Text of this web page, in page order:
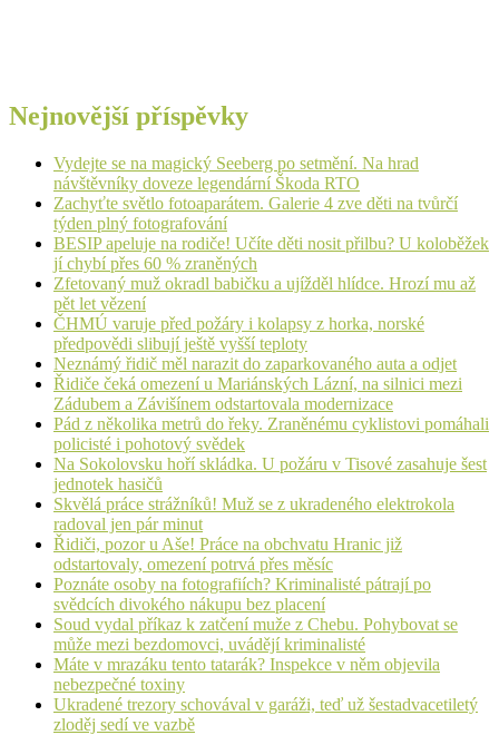
Nejnovější příspěvky
Vydejte se na magický Seeberg po setmění. Na hrad
návštěvníky doveze legendární Škoda RTO
Zachyťte světlo fotoaparátem. Galerie 4 zve děti na tvůrčí
týden plný fotografování
BESIP apeluje na rodiče! Učíte děti nosit přilbu? U koloběžek
jí chybí přes 60 % zraněných
Zfetovaný muž okradl babičku a ujížděl hlídce. Hrozí mu až
pět let vězení
ČHMÚ varuje před požáry i kolapsy z horka, norské
předpovědi slibují ještě vyšší teploty
Neznámý řidič měl narazit do zaparkovaného auta a odjet
Řidiče čeká omezení u Mariánských Lázní, na silnici mezi
Zádubem a Závišínem odstartovala modernizace
Pád z několika metrů do řeky. Zraněnému cyklistovi pomáhali
policisté i pohotový svědek
Na Sokolovsku hoří skládka. U požáru v Tisové zasahuje šest
jednotek hasičů
Skvělá práce strážníků! Muž se z ukradeného elektrokola
radoval jen pár minut
Řidiči, pozor u Aše! Práce na obchvatu Hranic již
odstartovaly, omezení potrvá přes měsíc
Poznáte osoby na fotografiích? Kriminalisté pátrají po
svědcích divokého nákupu bez placení
Soud vydal příkaz k zatčení muže z Chebu. Pohybovat se
může mezi bezdomovci, uvádějí kriminalisté
Máte v mrazáku tento tatarák? Inspekce v něm objevila
nebezpečné toxiny
Ukradené trezory schovával v garáži, teď už šestadvacetiletý
zloděj sedí ve vazbě